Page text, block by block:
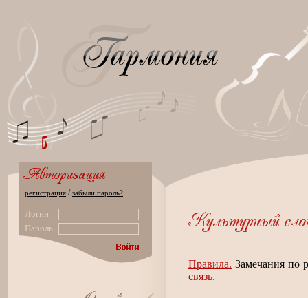
регистрация /забыли пароль?
Логин
Пароль
Правила. Замечания по
связь.